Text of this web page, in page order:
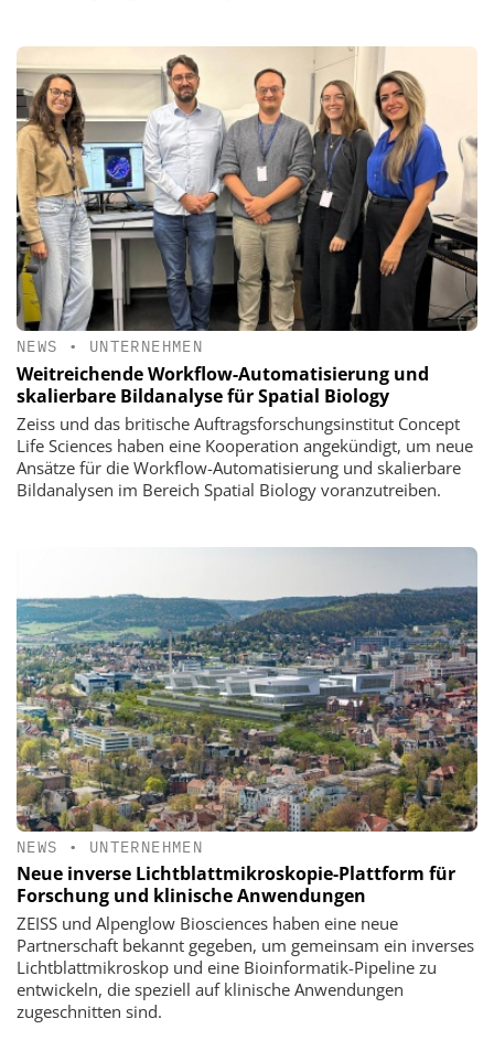
NEWS • UNTERNEHMEN
Weitreichende Workflow-Automatisierung und
skalierbare Bildanalyse für Spatial Biology
Zeiss und das britische Auftragsforschungsinstitut Concept
Life Sciences haben eine Kooperation angekündigt, um neue
Ansätze für die Workflow-Automatisierung und skalierbare
Bildanalysen im Bereich Spatial Biology voranzutreiben.
NEWS • UNTERNEHMEN
Neue inverse Lichtblattmikroskopie-Plattform für
Forschung und klinische Anwendungen
ZEISS und Alpenglow Biosciences haben eine neue
Partnerschaft bekannt gegeben, um gemeinsam ein inverses
Lichtblattmikroskop und eine Bioinformatik-Pipeline zu
entwickeln, die speziell auf klinische Anwendungen
zugeschnitten sind.